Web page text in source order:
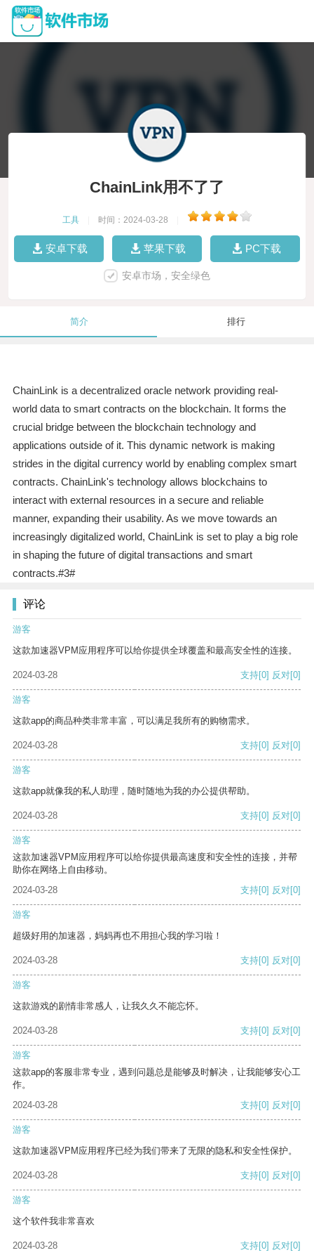
ChainLink用不了了
工具 时间：2024-03-28
安卓下载 苹果下载 PC下载
安卓市场，安全绿色
简介 排行
ChainLink is a decentralized oracle network providing real-
world data to smart contracts on the blockchain. It forms the
crucial bridge between the blockchain technology and
applications outside of it. This dynamic network is making
strides in the digital currency world by enabling complex smart
contracts. ChainLink's technology allows blockchains to
interact with external resources in a secure and reliable
manner, expanding their usability. As we move towards an
increasingly digitalized world, ChainLink is set to play a big role
in shaping the future of digital transactions and smart
contracts.#3#
评论
游客
这款加速器VPM应用程序可以给你提供全球覆盖和最高安全性的连接。
2024-03-28 支持[0] 反对[0]
游客
这款app的商品种类非常丰富，可以满足我所有的购物需求。
2024-03-28 支持[0] 反对[0]
游客
这款app就像我的私人助理，随时随地为我的办公提供帮助。
2024-03-28 支持[0] 反对[0]
游客
这款加速器VPM应用程序可以给你提供最高速度和安全性的连接，并帮
助你在网络上自由移动。
2024-03-28
支持[0] 反对[0]
游客
超级好用的加速器，妈妈再也不用担心我的学习啦！
2024-03-28 支持[0] 反对[0]
游客
这款游戏的剧情非常感人，让我久久不能忘怀。
2024-03-28 支持[0] 反对[0]
游客
这款app的客服非常专业，遇到问题总是能够及时解决，让我能够安心工
作。
2024-03-28
支持[0] 反对[0]
游客
这款加速器VPM应用程序已经为我们带来了无限的隐私和安全性保护。
2024-03-28 支持[0] 反对[0]
游客
这个软件我非常喜欢
2024-03-28 支持[0] 反对[0]